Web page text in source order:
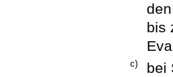
bis
c)
bei